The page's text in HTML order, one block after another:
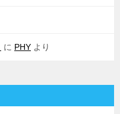
に PHY より